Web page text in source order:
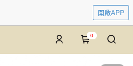
開啟APP
0